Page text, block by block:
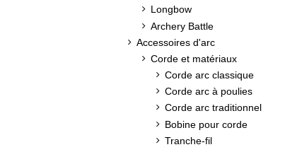
Longbow
Archery Battle
Accessoires d'arc
Corde et matériaux
Corde arc classique
Corde arc à poulies
Corde arc traditionnel
Bobine pour corde
Tranche-fil